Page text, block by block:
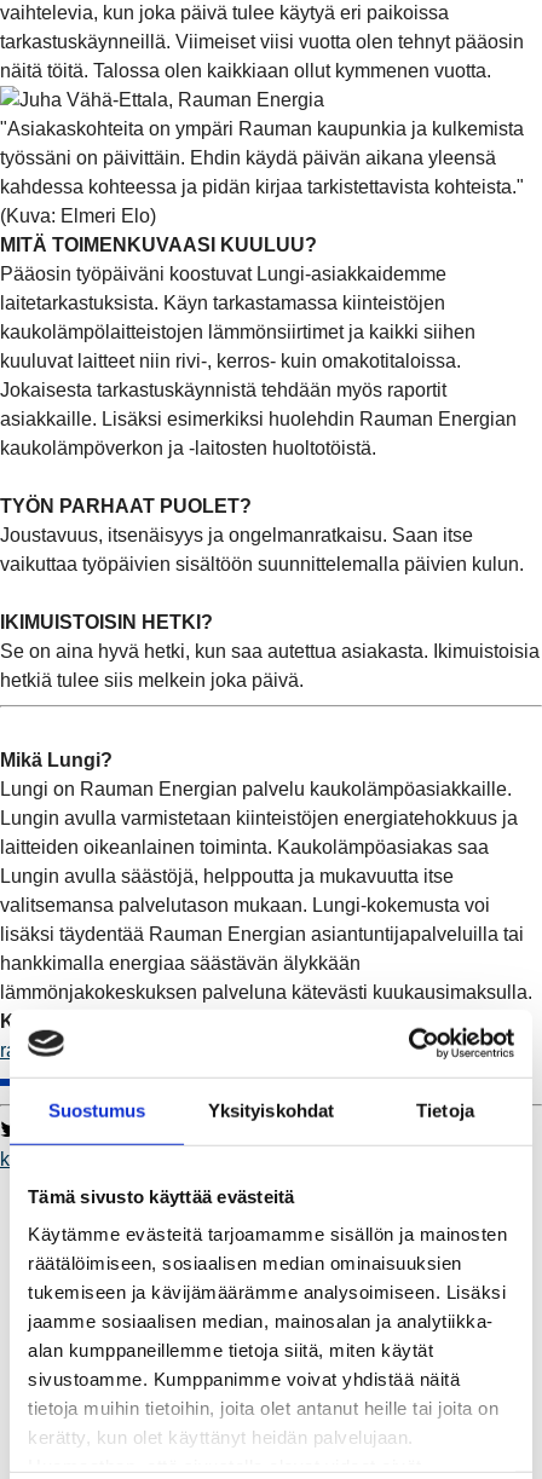
Suostumus Yksityiskohdat Tietoja
Tämä sivusto käyttää evästeitä
Käytämme evästeitä tarjoamamme sisällön ja mainosten
räätälöimiseen, sosiaalisen median ominaisuuksien
tukemiseen ja kävijämäärämme analysoimiseen. Lisäksi
jaamme sosiaalisen median, mainosalan ja analytiikka-
alan kumppaneillemme tietoja siitä, miten käytät
sivustoamme. Kumppanimme voivat yhdistää näitä
tietoja muihin tietoihin, joita olet antanut heille tai joita on
kerätty, kun olet käyttänyt heidän palvelujaan.
vaihtelevia, kun joka päivä tulee käytyä eri paikoissa
tarkastuskäynneillä. Viimeiset viisi vuotta olen tehnyt pääosin
näitä töitä. Talossa olen kaikkiaan ollut kymmenen vuotta.
"Asiakaskohteita on ympäri Rauman kaupunkia ja kulkemista
työssäni on päivittäin. Ehdin käydä päivän aikana yleensä
kahdessa kohteessa ja pidän kirjaa tarkistettavista kohteista."
(Kuva: Elmeri Elo)
MITÄ TOIMENKUVAASI KUULUU?
Pääosin työpäiväni koostuvat Lungi-asiakkaidemme
laitetarkastuksista. Käyn tarkastamassa kiinteistöjen
kaukolämpölaitteistojen lämmönsiirtimet ja kaikki siihen
kuuluvat laitteet niin rivi-, kerros- kuin omakotitaloissa.
Jokaisesta tarkastuskäynnistä tehdään myös raportit
asiakkaille. Lisäksi esimerkiksi huolehdin Rauman Energian
kaukolämpöverkon ja -laitosten huoltotöistä.
TYÖN PARHAAT PUOLET?
Joustavuus, itsenäisyys ja ongelmanratkaisu. Saan itse
vaikuttaa työpäivien sisältöön suunnittelemalla päivien kulun.
IKIMUISTOISIN HETKI?
Se on aina hyvä hetki, kun saa autettua asiakasta. Ikimuistoisia
hetkiä tulee siis melkein joka päivä.
Mikä Lungi?
Lungi on Rauman Energian palvelu kaukolämpöasiakkaille.
Lungin avulla varmistetaan kiinteistöjen energiatehokkuus ja
laitteiden oikeanlainen toiminta. Kaukolämpöasiakas saa
Lungin avulla säästöjä, helppoutta ja mukavuutta itse
valitsemansa palvelutason mukaan. Lungi-kokemusta voi
lisäksi täydentää Rauman Energian asiantuntijapalveluilla tai
hankkimalla energiaa säästävän älykkään
lämmönjakokeskuksen palveluna kätevästi kuukausimaksulla.
Kuinka lungisti sinä haluat ottaa?
raumanenergia.fi/lungi
kaukolämpö
Kaukolämpö
Kaukolämmön hinnasto
Kaukolämpöliittymän saatavuus ja toteutus
Kaukolämpötyömaat kartalla
Kaukolämpöverkon viasta ilmoittaminen
Laskutus ja raportointi
Lungi-palvelu taloyhtiöille ja yrityksille
Lungi-vuositarkastus kuluttajille
Matalalämpöiseen kaukolämpöön siirtyminen